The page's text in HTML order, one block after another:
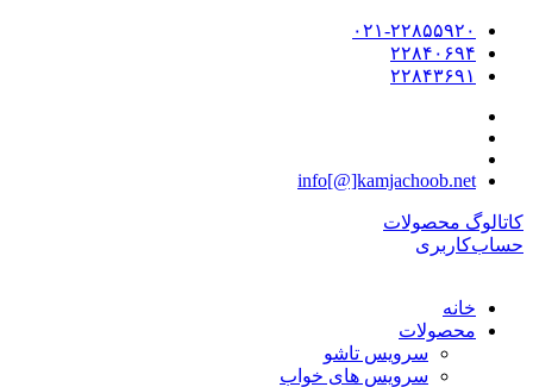
۰۲۱-۲۲۸۵۵۹۲۰
۲۲۸۴۰۶۹۴
۲۲۸۴۳۶۹۱
info[@]kamjachoob.net
کاتالوگ محصولات
حساب‌کاربری
خانه
محصولات
سرویس تاشو
سرویس های خواب